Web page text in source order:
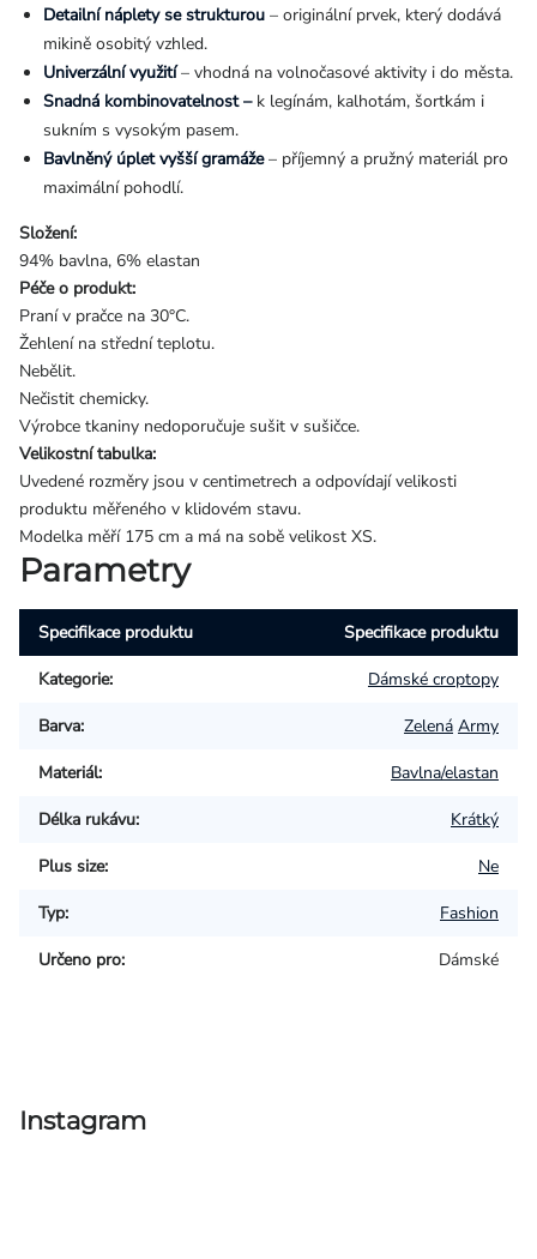
Detailní náplety se strukturou – originální prvek, který dodává
mikině osobitý vzhled.
Univerzální využití– vhodná na volnočasové aktivity i do města.
Snadná kombinovatelnost – k legínám, kalhotám, šortkám i
sukním s vysokým pasem.
Bavlněný úplet vyšší gramáže– příjemný a pružný materiál pro
maximální pohodlí.
Složení:
94% bavlna, 6% elastan
Péče o produkt:
Praní v pračce na 30°C.
Žehlení na střední teplotu.
Nebělit.
Nečistit chemicky.
Výrobce tkaniny nedoporučuje sušit v sušičce.
Velikostní tabulka:
Uvedené rozměry jsou v centimetrech a odpovídají velikosti
produktu měřeného v klidovém stavu.
Modelka měří 175 cm a má na sobě velikost XS.
Parametry
Specifikace produktu Specifikace produktu
Kategorie: Dámské croptopy
Barva: Zelená Army
Materiál: Bavlna/elastan
Délka rukávu: Krátký
Plus size: Ne
Typ: Fashion
Určeno pro: Dámské
Instagram